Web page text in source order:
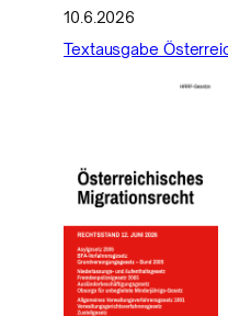
10.6.2026
Textausgabe